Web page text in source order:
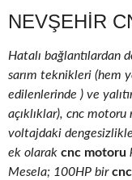
NEVŞEHIR
Hatalı bağlantılardan
sarım teknikleri (hem
edilenlerinde ) ve
açıklıklar), cnc motoru
voltajdaki
ek olarak cnc motoru
Mesela; 100HP bir